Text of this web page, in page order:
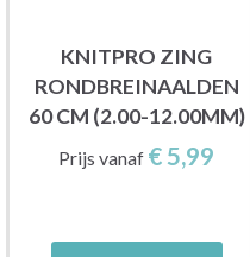
KNITPRO ZING
RONDBREINAALDEN
60 CM (2.00-12.00MM)
Prijs vanaf € 5,99